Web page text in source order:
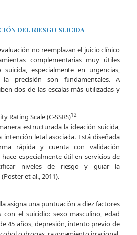
DEL RIESGO SUICIDA
no reemplazan el juicio clínico
complementarias muy útiles
especialmente en urgencias,
precisión son fundamentales. A
dos de las escalas más utilizadas y
Rating Scale (C-SSRS)12
estructurada la ideación suicida,
intención letal asociada. Está diseñada
rápida y cuenta con validación
especialmente útil en servicios de
niveles de riesgo y guiar la
et al., 2011).
asigna una puntuación a diez factores
con el suicidio: sexo masculino, edad
45 años, depresión, intento previo de